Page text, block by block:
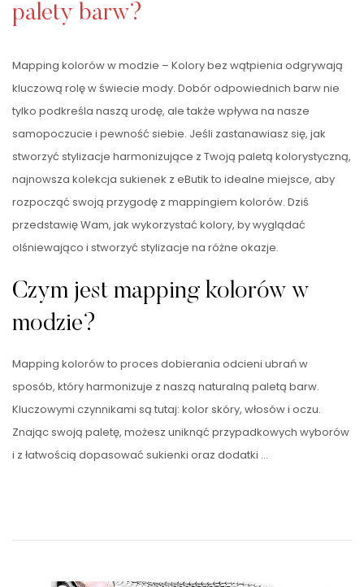
palety barw?
Mapping kolorów w modzie – Kolory bez wątpienia odgrywają
kluczową rolę w świecie mody. Dobór odpowiednich barw nie
tylko podkreśla naszą urodę, ale także wpływa na nasze
samopoczucie i pewność siebie. Jeśli zastanawiasz się, jak
stworzyć stylizacje harmonizujące z Twoją paletą kolorystyczną,
najnowsza kolekcja sukienek z eButik to idealne miejsce, aby
rozpocząć swoją przygodę z mappingiem kolorów. Dziś
przedstawię Wam, jak wykorzystać kolory, by wyglądać
olśniewająco i stworzyć stylizacje na różne okazje.
Czym jest mapping kolorów w
modzie?
Mapping kolorów to proces dobierania odcieni ubrań w
sposób, który harmonizuje z naszą naturalną paletą barw.
Kluczowymi czynnikami są tutaj: kolor skóry, włosów i oczu.
Znając swoją paletę, możesz uniknąć przypadkowych wyborów
i z łatwością dopasować sukienki oraz dodatki …